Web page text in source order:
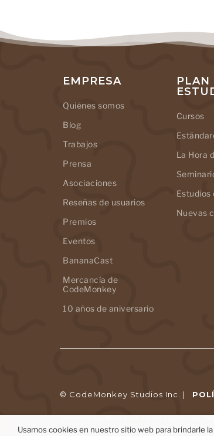
EMPRESA
Quiénes somos
Blog
Trabajos
Prensa
Asociaciones
Reseñas de usuarios
Premios
Eventos
BananaCast
Mercancía de
CodeMonkey
10 años de aniversario
PLAN
Cursos
La Hora
Estudios
Nuevas
© CodeMonkey Studios Inc. |
Usamos cookies en nuestro sitio web para brindarle